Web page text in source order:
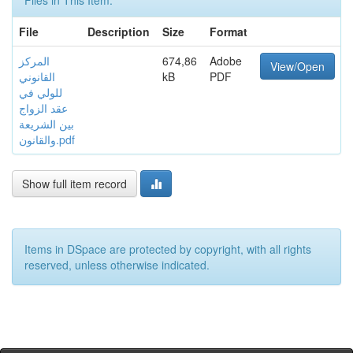
File
Description Size
Format
المركز
القانوني
للولي في
عقد الزواج
بين الشريعة
والقانون.pdf
674,86
kB
Adobe
PDF
View/Open
Show full item record
Items in DSpace are protected by copyright, with all rights
reserved, unless otherwise indicated.